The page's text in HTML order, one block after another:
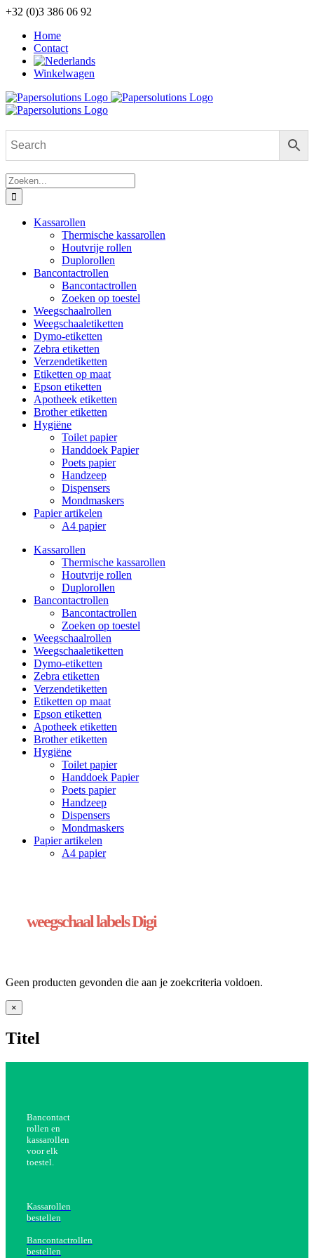
Ga
inhoud
+32 (0)3 386 06 92
Home
Contact
Winkelwagen
Zoeken
naar:
Kassarollen
Thermische kassarollen
Houtvrije rollen
Duplorollen
Bancontactrollen
Bancontactrollen
Zoeken op toestel
Weegschaalrollen
Weegschaaletiketten
Dymo-etiketten
Zebra etiketten
Verzendetiketten
Etiketten op maat
Epson etiketten
Apotheek etiketten
Brother etiketten
Hygiëne
Toilet papier
Handdoek Papier
Poets papier
Handzeep
Dispensers
Mondmaskers
Papier artikelen
A4 papier
Kassarollen
Thermische kassarollen
Houtvrije rollen
Duplorollen
Bancontactrollen
Bancontactrollen
Zoeken op toestel
Weegschaalrollen
Weegschaaletiketten
Dymo-etiketten
Zebra etiketten
Verzendetiketten
Etiketten op maat
Epson etiketten
Apotheek etiketten
Brother etiketten
Hygiëne
Toilet papier
Handdoek Papier
Poets papier
Handzeep
Dispensers
Mondmaskers
Papier artikelen
A4 papier
weegschaal labels Digi
Geen producten gevonden die aan je zoekcriteria voldoen.
Close
product
view
×
Titel
Bancontact
rollen en
kassarollen
voor elk
toestel.
Kassarollen
bestellen
Bancontactrollen
bestellen